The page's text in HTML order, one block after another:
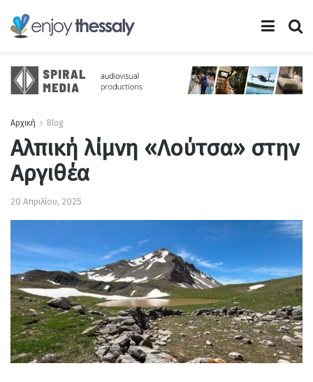
Αρχική Blog
Αλπική λίμνη «Λούτσα» στην
Αργιθέα
20 Απριλίου, 2025